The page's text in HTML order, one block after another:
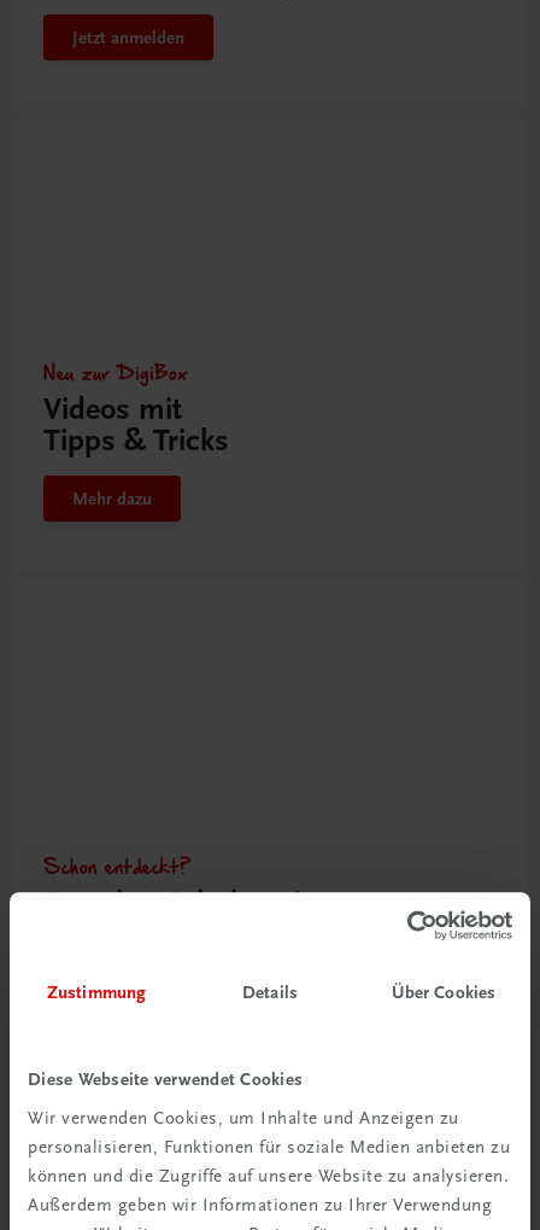
Zustimmung Details Über Cookies
Diese Webseite verwendet Cookies
Wir verwenden Cookies, um Inhalte und Anzeigen zu
personalisieren, Funktionen für soziale Medien anbieten zu
können und die Zugriffe auf unsere Website zu analysieren.
Außerdem geben wir Informationen zu Ihrer Verwendung
Jetzt anmelden
Neu zur DigiBox
Videos mit
Tipps & Tricks
Mehr dazu
Schon entdeckt?
Ratgeber Schulpraxis